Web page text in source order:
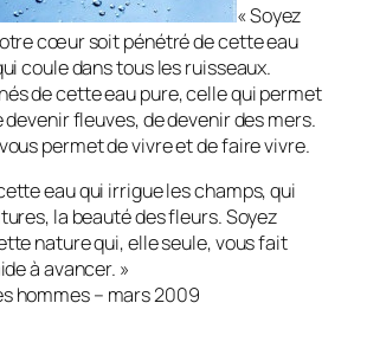
« Soyez
cœur soit pénétré de cette eau
coule dans tous les ruisseaux.
de cette eau pure, celle qui permet
devenir fleuves, de devenir des mers.
permet de vivre et de faire vivre.
eau qui irrigue les champs, qui
la beauté des fleurs. Soyez
nature qui, elle seule, vous fait
à avancer. »
hommes – mars 2009